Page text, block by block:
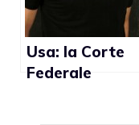
Usa: la Corte
Federale